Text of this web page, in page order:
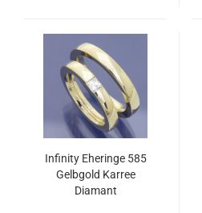
Infinity Eheringe 585
Gelbgold Karree
Diamant